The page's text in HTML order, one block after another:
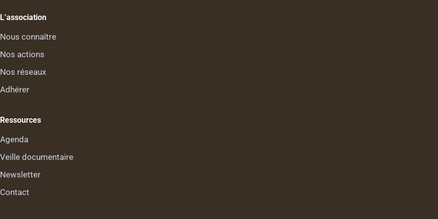
L’association
Nous connaître
Nos actions
Nos réseaux
Adhérer
Ressources
Agenda
Veille documentaire
Newsletter
Contact